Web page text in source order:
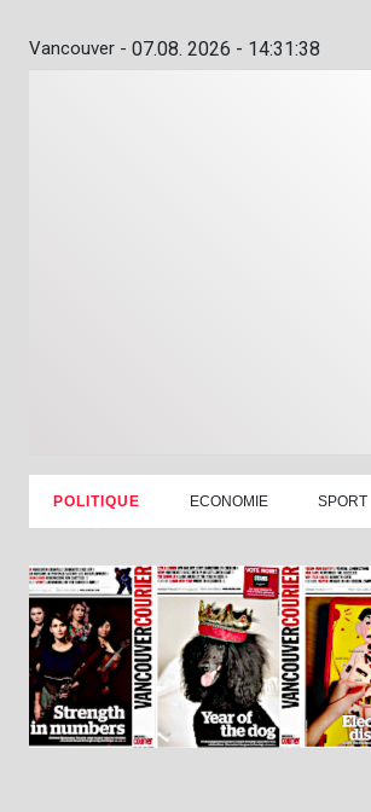
Vancouver - 07.08. 2026 - 14:31:39
POLITIQUE ECONOMIE SPORT